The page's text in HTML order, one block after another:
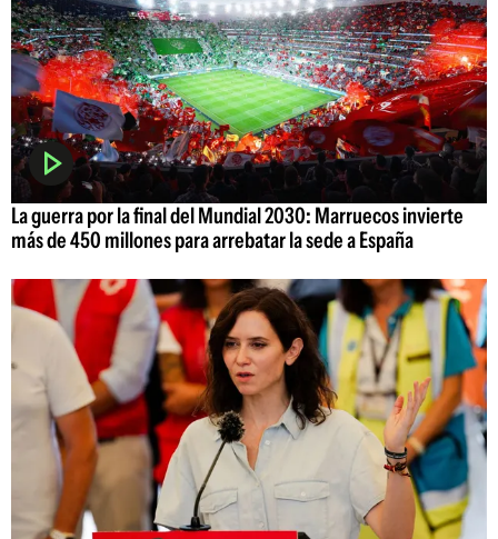
La guerra por la final del Mundial 2030: Marruecos invierte
más de 450 millones para arrebatar la sede a España